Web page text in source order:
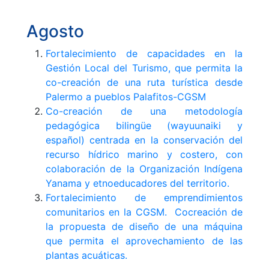
Agosto
Fortalecimiento de capacidades en la
Gestión Local del Turismo, que permita la
co-creación de una ruta turística desde
Palermo a pueblos Palafitos-CGSM
Co-creación de una metodología
pedagógica bilingüe (wayuunaiki y
español) centrada en la conservación del
recurso hídrico marino y costero, con
colaboración de la Organización Indígena
Yanama y etnoeducadores del territorio.
Fortalecimiento de emprendimientos
comunitarios en la CGSM. Cocreación de
la propuesta de diseño de una máquina
que permita el aprovechamiento de las
plantas acuáticas.